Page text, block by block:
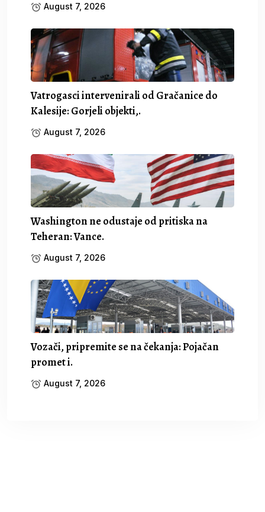
August 7, 2026
Vatrogasci intervenirali od Gračanice do
Kalesije: Gorjeli objekti,.
August 7, 2026
Washington ne odustaje od pritiska na
Teheran: Vance.
August 7, 2026
Vozači, pripremite se na čekanja: Pojačan
promet i.
August 7, 2026